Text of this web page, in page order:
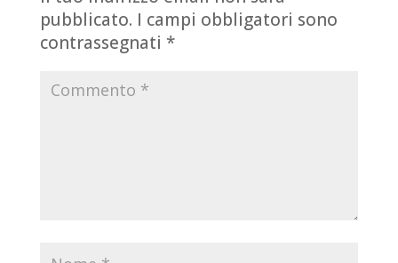
pubblicato. I campi obbligatori sono
contrassegnati *